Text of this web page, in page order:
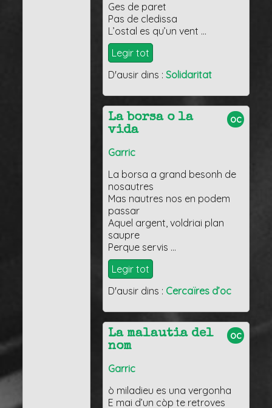
Ges de paret
Pas de cledissa
L’ostal es qu’un vent …
Legir tot
D'ausir dins :Solidaritat
oc
La borsa o la
vida
Garric
La borsa a grand besonh de
nosautres
Mas nautres nos en podem
passar
Aquel argent, voldriai plan
saupre
Perque servis …
Legir tot
D'ausir dins : Cercaïres d’oc
oc
La malautia del
nom
Garric
ò miladieu es una vergonha
E mai d’un còp te retroves